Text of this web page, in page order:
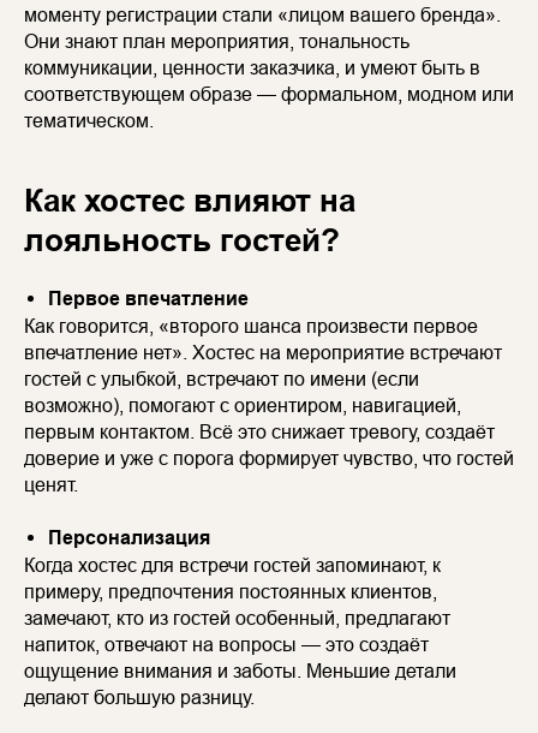
моменту регистрации стали «лицом вашего бренда».
Они знают план мероприятия, тональность
коммуникации, ценности заказчика, и умеют быть в
соответствующем образе — формальном, модном или
тематическом.
Как хостес влияют на
лояльность гостей?
Первое впечатление
Как говорится, «второго шанса произвести первое
впечатление нет». Хостес на мероприятие встречают
гостей с улыбкой, встречают по имени (если
возможно), помогают с ориентиром, навигацией,
первым контактом. Всё это снижает тревогу, создаёт
доверие и уже с порога формирует чувство, что гостей
ценят.
Персонализация
Когда хостес для встречи гостей запоминают, к
примеру, предпочтения постоянных клиентов,
замечают, кто из гостей особенный, предлагают
напиток, отвечают на вопросы — это создаёт
ощущение внимания и заботы. Меньшие детали
делают большую разницу.